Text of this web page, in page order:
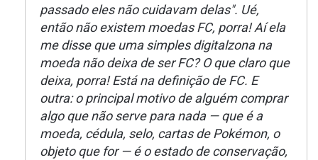
passado eles não cuidavam delas". Ué,
então não existem moedas FC, porra! Aí ela
me disse que uma simples digitalzona na
moeda não deixa de ser FC? O que claro que
deixa, porra! Está na definição de FC. E
outra: o principal motivo de alguém comprar
algo que não serve para nada — que é a
moeda, cédula, selo, cartas de Pokémon, o
objeto que for — é o estado de conservação,